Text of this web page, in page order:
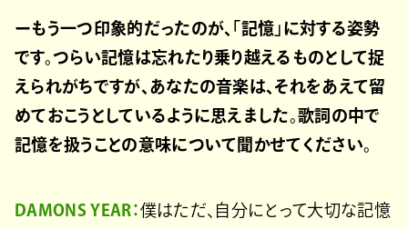
ーもう一つ印象的だったのが、「記憶」に対する姿勢
です。つらい記憶は忘れたり乗り越えるものとして捉
えられがちですが、あなたの音楽は、それをあえて留
めておこうとしているように思えました。歌詞の中で
記憶を扱うことの意味について聞かせてください。
DAMONS YEAR：僕はただ、自分にとって大切な記憶